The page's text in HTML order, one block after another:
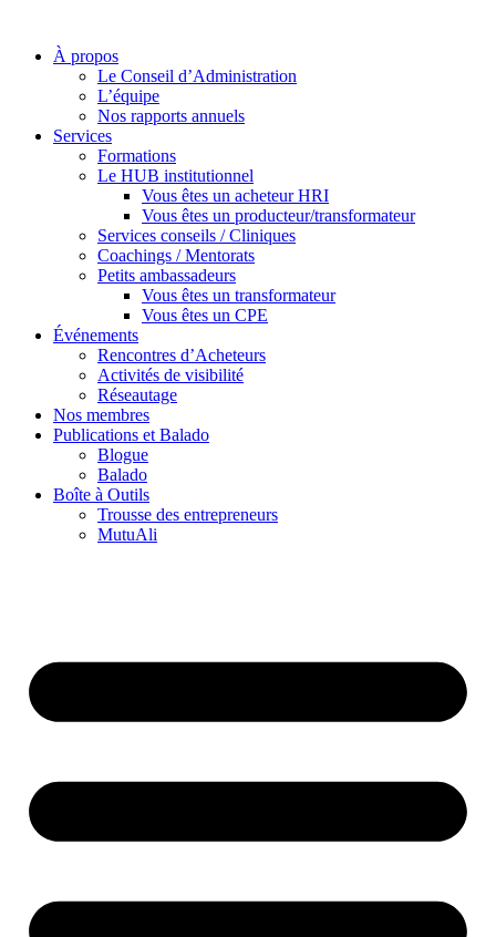
À propos
Le Conseil d’Administration
L’équipe
Nos rapports annuels
Services
Formations
Le HUB institutionnel
Vous êtes un acheteur HRI
Vous êtes un producteur/transformateur
Services conseils / Cliniques
Coachings / Mentorats
Petits ambassadeurs
Vous êtes un transformateur
Vous êtes un CPE
Événements
Rencontres d’Acheteurs
Activités de visibilité
Réseautage
Nos membres
Publications et Balado
Blogue
Balado
Boîte à Outils
Trousse des entrepreneurs
MutuAli